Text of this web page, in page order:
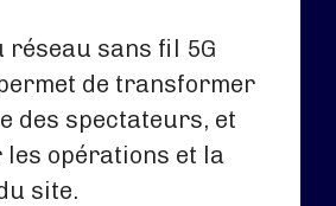
réseau sans fil 5G
de transformer
des spectateurs, et
les opérations et la
site.